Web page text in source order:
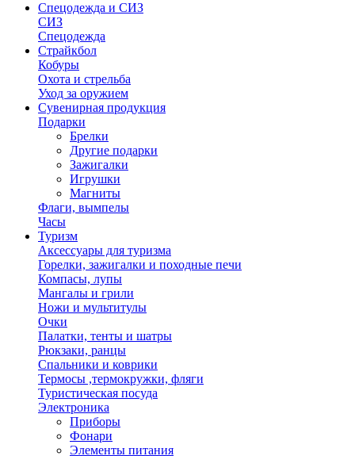
Спецодежда и СИЗ
СИЗ
Спецодежда
Страйкбол
Кобуры
Охота и стрельба
Уход за оружием
Сувенирная продукция
Подарки
Брелки
Другие подарки
Зажигалки
Игрушки
Магниты
Флаги, вымпелы
Часы
Туризм
Аксессуары для туризма
Горелки, зажигалки и походные печи
Компасы, лупы
Мангалы и грили
Ножи и мультитулы
Очки
Палатки, тенты и шатры
Рюкзаки, ранцы
Спальники и коврики
Термосы ,термокружки, фляги
Туристическая посуда
Электроника
Приборы
Фонари
Элементы питания